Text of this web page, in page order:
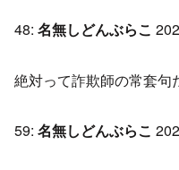
48: 名無しどんぶらこ
絶対って詐欺師の常套句
59: 名無しどんぶらこ